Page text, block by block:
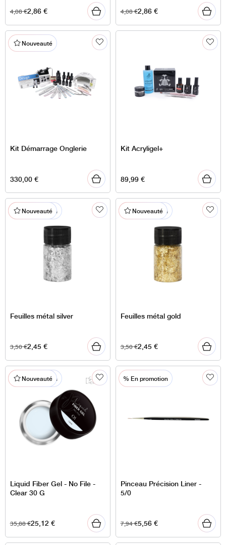
4,08€2,86€ 4,08€2,86€
Nouveauté
Kit Démarrage Onglerie
330,00€
Kit Acryligel+
89,99€
% En promotion
Nouveauté
Feuilles métal silver
3,50€2,45€
% En promotion
Nouveauté
Feuilles métal gold
3,50€2,45€
% En promotion
Nouveauté
Liquid Fiber Gel - No File -
Clear 30 G
35,88€25,12 €
% En promotion
Pinceau Précision Liner -
5/0
7,94€5,56€